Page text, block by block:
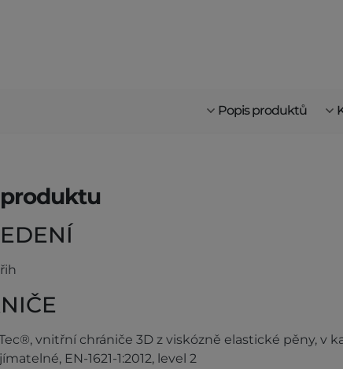
Popis produktů
vnitřní chrániče 3D z viskózně elastické pěny, v
EN-1621-1:2012, level 2